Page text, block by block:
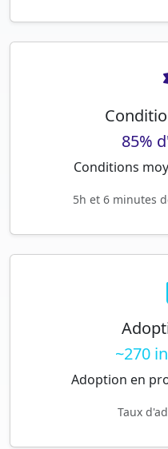
85%
Conditions
5h et 6 minutes
~270
Adoption en
Taux